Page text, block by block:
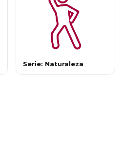
Serie: Naturaleza